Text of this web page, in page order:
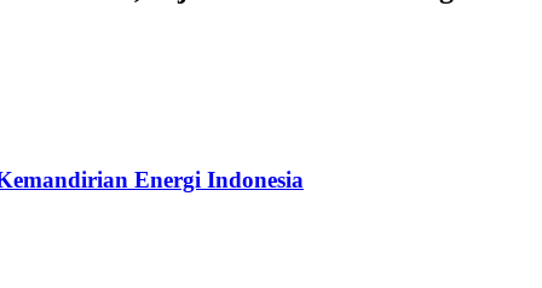
Energi Indonesia